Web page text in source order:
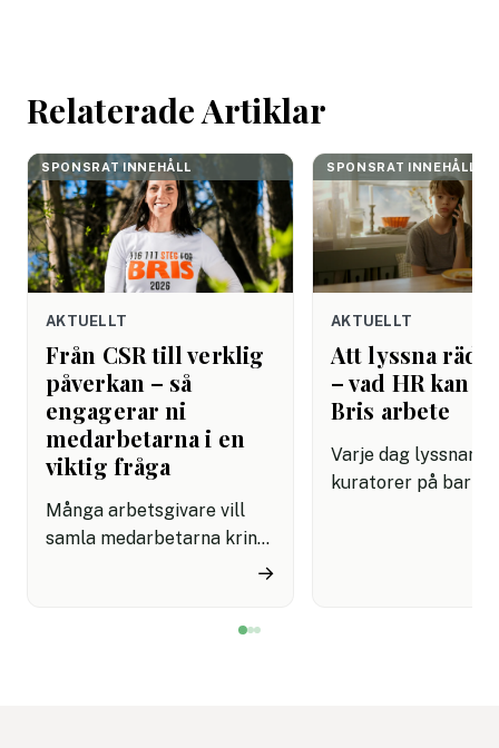
Relaterade Artiklar
SPONSRAT INNEHÅLL
AKTUELLT
Från CSR till verklig
påverkan – så
engagerar ni
medarbetarna i en
viktig fråga
Många arbetsgivare vill
samla medarbetarna kring
→
SPONSRAT INNEHÅLL
AKTUELLT
Att lyssna
– vad HR kan
Bris arbete
Varje dag lyssnar
kuratorer på barn